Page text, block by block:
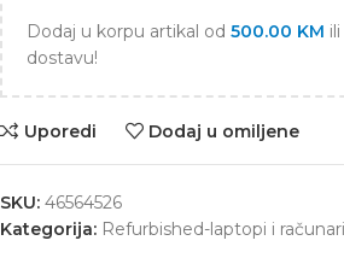
Dodaj u korpu artikal od 500.00 KM
dostavu!
Uporedi Dodaj u omiljene
SKU: 46564526
Kategorija: Refurbished-laptopi i računari